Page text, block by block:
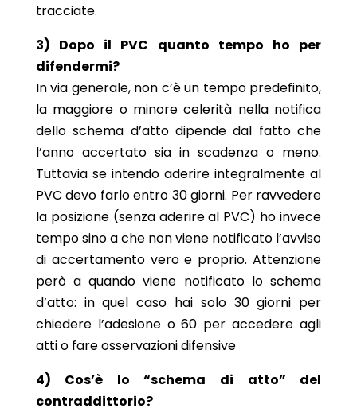
tracciate.
3) Dopo il PVC quanto tempo ho per
difendermi?
In via generale, non c’è un tempo predefinito,
la maggiore o minore celerità nella notifica
dello schema d’atto dipende dal fatto che
l’anno accertato sia in scadenza o meno.
Tuttavia se intendo aderire integralmente al
PVC devo farlo entro 30 giorni. Per ravvedere
la posizione (senza aderire al PVC) ho invece
tempo sino a che non viene notificato l’avviso
di accertamento vero e proprio. Attenzione
però a quando viene notificato lo schema
d’atto: in quel caso hai solo 30 giorni per
chiedere l’adesione o 60 per accedere agli
atti o fare osservazioni difensive
4) Cos’è lo “schema di atto” del
contraddittorio?